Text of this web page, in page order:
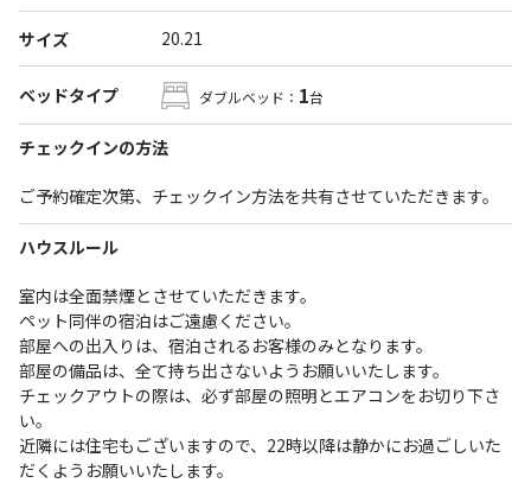
サイズ 20.21
ベッドタイプ ダブルベッド： 1台
チェックインの方法
ご予約確定次第、チェックイン方法を共有させていただきます。
ハウスルール
室内は全面禁煙とさせていただきます。
ペット同伴の宿泊はご遠慮ください。
部屋への出入りは、宿泊されるお客様のみとなります。
部屋の備品は、全て持ち出さないようお願いいたします。
チェックアウトの際は、必ず部屋の照明とエアコンをお切り下さ
い。
近隣には住宅もございますので、22時以降は静かにお過ごしいた
だくようお願いいたします。